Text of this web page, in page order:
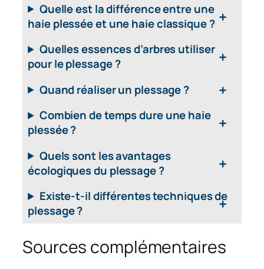
Quelle est la différence entre une
haie plessée et une haie classique ?
Quelles essences d’arbres utiliser
pour leplessage?
Quand réaliser un plessage?
Combien de temps dure une haie
plessée ?
Quels sont les avantages
écologiques du plessage?
Existe-t-il différentes techniques de
plessage?
Sources complémentaires